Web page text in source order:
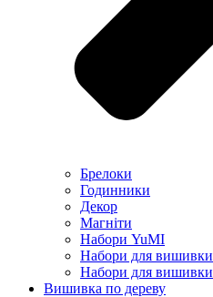
Брелоки
Годинники
Декор
Магніти
Набори YuMI
Набори для вишивки
Набори для вишивки
Вишивка по дереву